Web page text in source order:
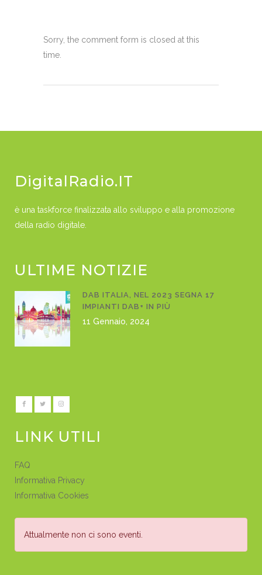
Sorry, the comment form is closed at this
time.
DigitalRadio.IT
è una taskforce finalizzata allo sviluppo e alla promozione
della radio digitale.
ULTIME NOTIZIE
DAB ITALIA, NEL 2023 SEGNA 17
IMPIANTI DAB+ IN PIÙ
11 Gennaio, 2024
LINK UTILI
FAQ
Informativa Privacy
Informativa Cookies
Attualmente non ci sono eventi.